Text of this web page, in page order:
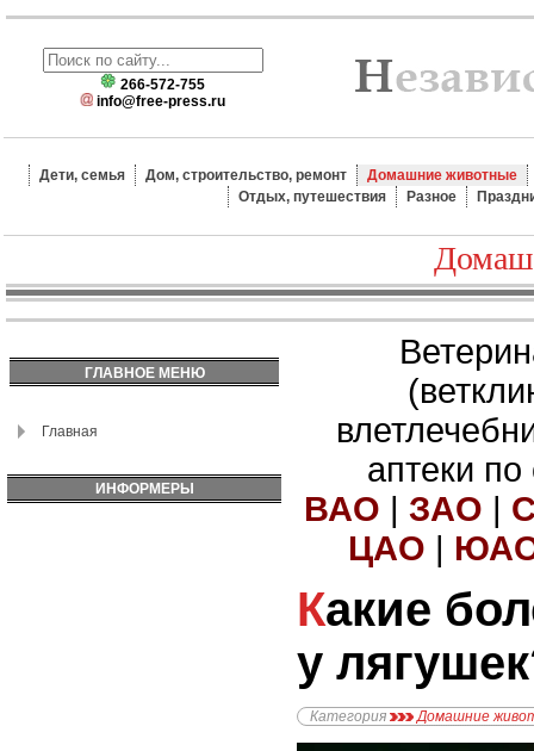
266-572-755
info@free-press.ru
Дети, семья Дом, строительство, ремонт
Домашние животные
Отдых, путешествия
Разное
ГЛАВНОЕ МЕНЮ
Главная
ИНФОРМЕРЫ
аптеки
ВАО | ЗАО |
ЦАО |
Какие болезни бывают
у
Категория Домашние